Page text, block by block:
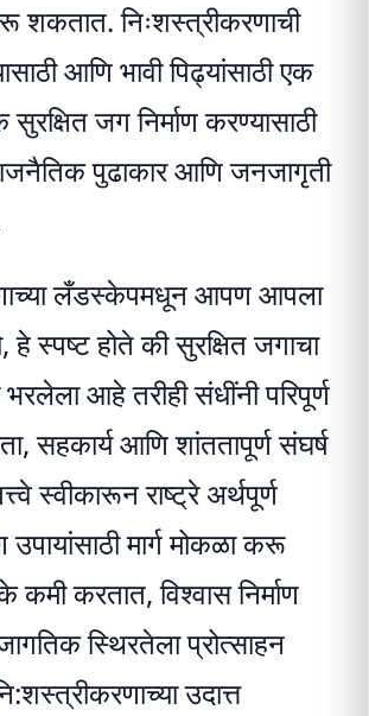
शकतात. निःशस्त्रीकरणाची
आणि भावी पिढ्यांसाठी एक
जग निर्माण करण्यासाठी
पुढाकार आणि जनजागृती
लँडस्केपमधून आपण आपला
हे स्पष्ट होते की सुरक्षित जगाचा
भरलेला आहे तरीही संधींनी परिपूर्ण
सहकार्य आणि शांततापूर्ण संघर्ष
स्वीकारून राष्ट्रे अर्थपूर्ण
मार्ग मोकळा करू
करतात, विश्वास निर्माण
स्थिरतेला प्रोत्साहन
उदात्त